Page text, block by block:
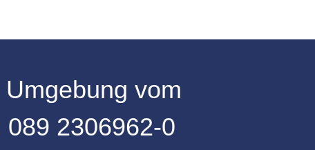
Umgebung vom
089 2306962-0